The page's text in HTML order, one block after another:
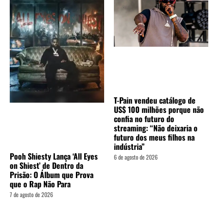
Pooh Shiesty Lança ‘All Eyes
on Shiest’ de Dentro da
Prisão: O Álbum que Prova
que o Rap Não Para
7 de agosto de 2026
T-Pain vendeu catálogo de
US$ 100 milhões porque não
confia no futuro do
streaming: “Não deixaria o
futuro dos meus filhos na
indústria”
6 de agosto de 2026